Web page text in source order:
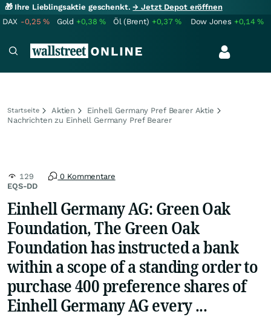
🎁 Ihre Lieblingsaktie geschenkt.→ Jetzt Depot eröffnen
DAX -0,25% Gold +0,38% Öl (Brent) +0,37% Dow Jones +0,14%
Startseite Aktien
Einhell Germany Pref Bearer Aktie
Nachrichten zu Einhell Germany Pref Bearer
EQS-DD
129 0 Kommentare
Einhell Germany AG: Green Oak
Foundation, The Green Oak
Foundation has instructed a bank
within a scope of a standing order to
purchase 400 preference shares of
Einhell Germany AG every ...